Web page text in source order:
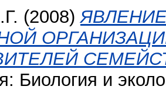
(2008)
Биология и